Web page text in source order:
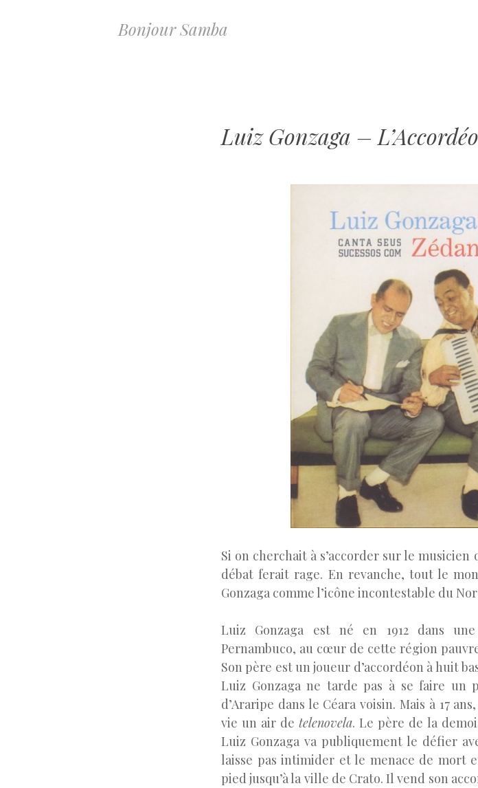
Bonjour Samba
Luiz Gonzaga –
Si on cherchait à s’accorder sur le
débat ferait rage. En revanche, tout le
Gonzaga comme l’icône incontestable du
Luiz Gonzaga est né en 1912 dans
Pernambuco, au cœur de cette région
Son père est un joueur d’accordéon à huit
Luiz Gonzaga ne tarde pas à se faire un
d’Araripe dans le Céara voisin. Mais à 17
vie un air detelenovela. Le père de la
Luiz Gonzaga va publiquement le défier
laisse pas intimider et le menace de mort
pied jusqu’à la ville de Crato. Il vend son